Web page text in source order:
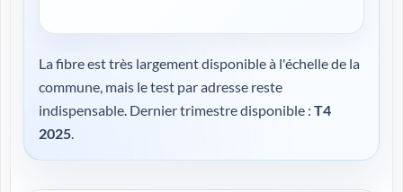
La fibre est très largement disponible à l'échelle de la
commune, mais le test par adresse reste
indispensable. Dernier trimestre disponible : T4
2025.